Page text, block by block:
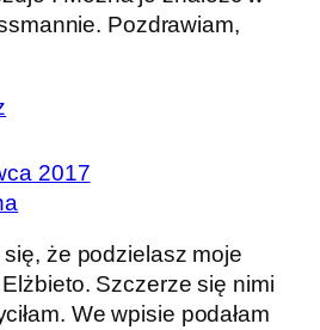
Pozdrawiam,
2017
że podzielasz moje
Szczerze się nimi
We wpisie podałam